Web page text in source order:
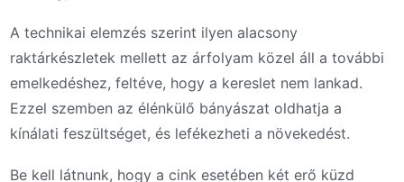
A technikai elemzés szerint ilyen alacsony
raktárkészletek mellett az árfolyam közel áll a további
emelkedéshez, feltéve, hogy a kereslet nem lankad.
Ezzel szemben az élénkülő bányászat oldhatja a
kínálati feszültséget, és lefékezheti a növekedést.
Be kell látnunk, hogy a cink esetében két erő küzd